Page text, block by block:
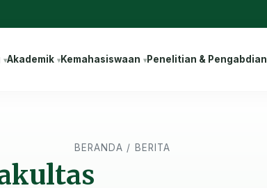
Akademik Kemahasiswaan Penelitian & Pengabdian
BERANDA / BERITA